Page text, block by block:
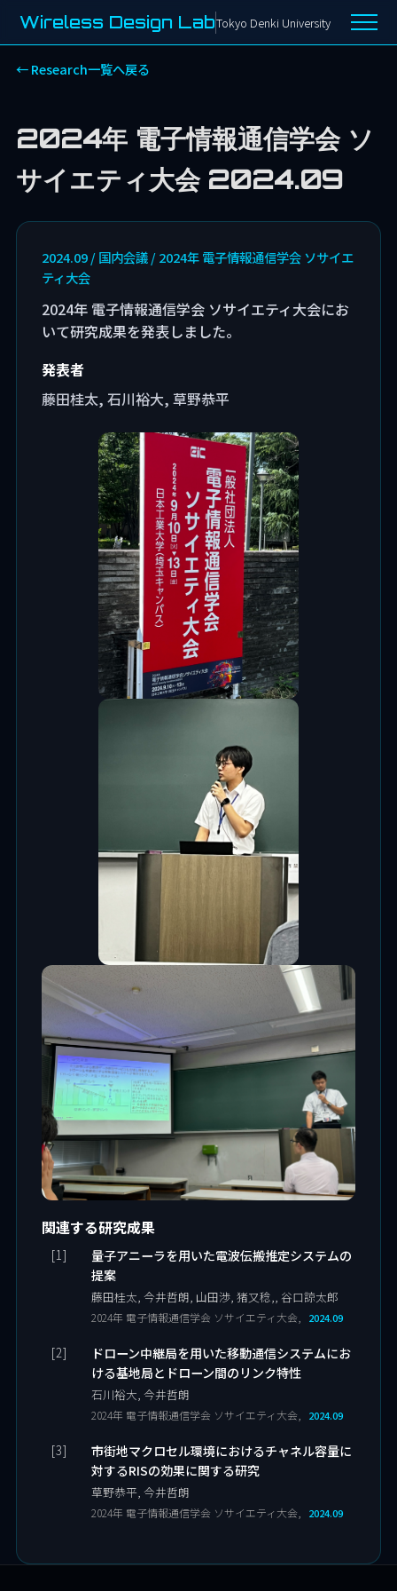
Wireless Design LabTokyo Denki University
Research Detail | ワイヤレ
← Research一覧へ戻る
2024年 電子情報通信学会 ソ
サイエティ大会 2024.09
2024.09 / 国内会議 / 2024年 電子情報通信学会 ソサイエ
ティ大会
2024年 電子情報通信学会 ソサイエティ大会にお
いて研究成果を発表しました。
発表者
藤田桂太, 石川裕大, 草野恭平
関連する研究成果
量子アニーラを用いた電波伝搬推定システムの
提案
藤田桂太, 今井哲朗, 山田渉, 猪又稔,, 谷口諒太郎
2024年 電子情報通信学会 ソサイエティ大会, 2024.09
ドローン中継局を用いた移動通信システムにお
ける基地局とドローン間のリンク特性
石川裕大, 今井哲朗
2024年 電子情報通信学会 ソサイエティ大会, 2024.09
市街地マクロセル環境におけるチャネル容量に
対するRISの効果に関する研究
草野恭平, 今井哲朗
2024年 電子情報通信学会 ソサイエティ大会, 2024.09